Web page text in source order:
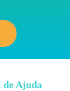
de Ajuda